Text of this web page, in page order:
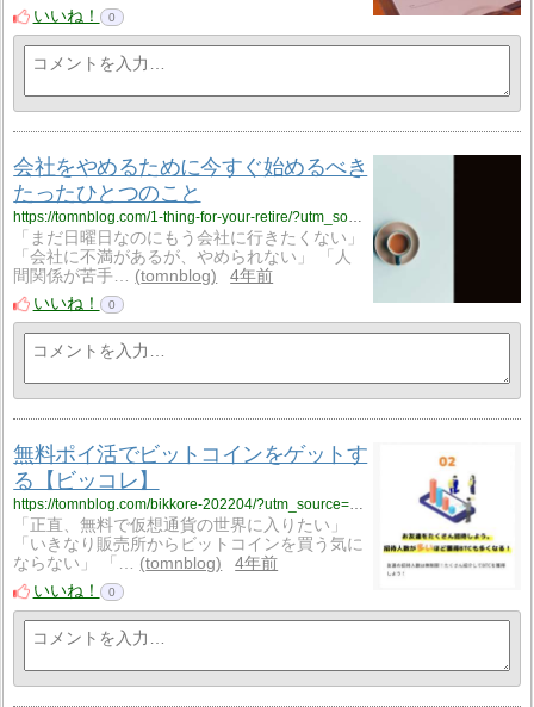
いいね！
0
会社をやめるために今すぐ始めるべき
たったひとつのこと
https://tomnblog.com/1-thing-for-your-retire/?utm_source=rss&utm_medium=rss&utm_campaign=1-thing-for-your-retire
「まだ日曜日なのにもう会社に行きたくない」
「会社に不満があるが、やめられない」 「人
間関係が苦手…
tomnblog
4年前
いいね！
0
無料ポイ活でビットコインをゲットす
る【ビッコレ】
https://tomnblog.com/bikkore-202204/?utm_source=rss&utm_medium=rss&utm_campaign=bikkore-202204
「正直、無料で仮想通貨の世界に入りたい」
「いきなり販売所からビットコインを買う気に
ならない」 「…
tomnblog
4年前
いいね！
0